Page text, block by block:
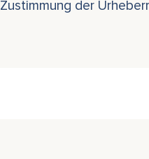
Zustimmung der